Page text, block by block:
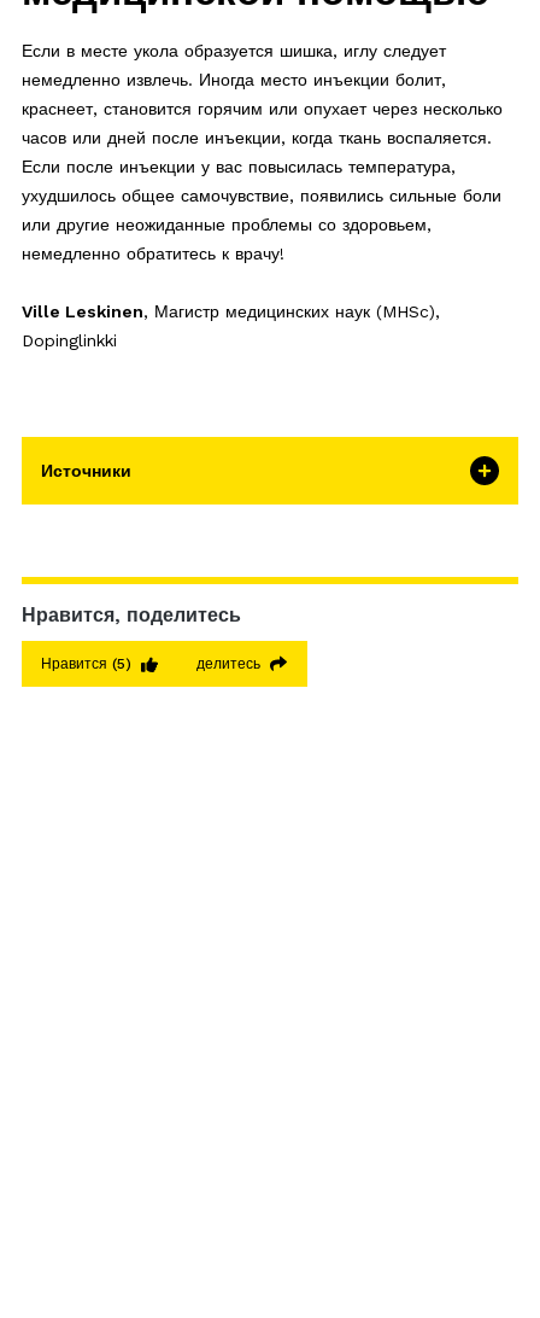
Если в месте укола образуется шишка, иглу следует
немедленно извлечь. Иногда место инъекции болит,
краснеет, становится горячим или опухает через несколько
часов или дней после инъекции, когда ткань воспаляется.
Если после инъекции у вас повысилась температура,
ухудшилось общее самочувствие, появились сильные боли
или другие неожиданные проблемы со здоровьем,
немедленно обратитесь к врачу!
Ville Leskinen, Магистр медицинских наук (MHSc),
Dopinglinkki
Источники
Нравится, поделитесь
Нравится (5) делитесь